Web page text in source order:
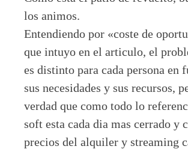
los animos.
Entendiendo por «coste de
que intuyo en el articulo, el
es distinto para cada persona en
sus necesidades y sus recursos,
verdad que como todo lo
soft esta cada dia mas cerrado y
precios del alquiler y streaming